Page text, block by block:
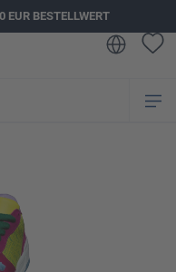
EUR BESTELLWERT